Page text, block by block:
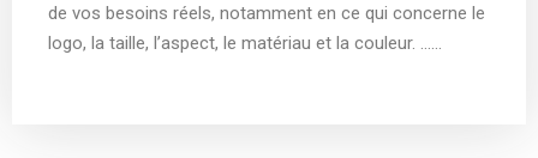
de vos besoins réels, notamment en ce qui concerne le
logo, la taille, l’aspect, le matériau et la couleur. ……